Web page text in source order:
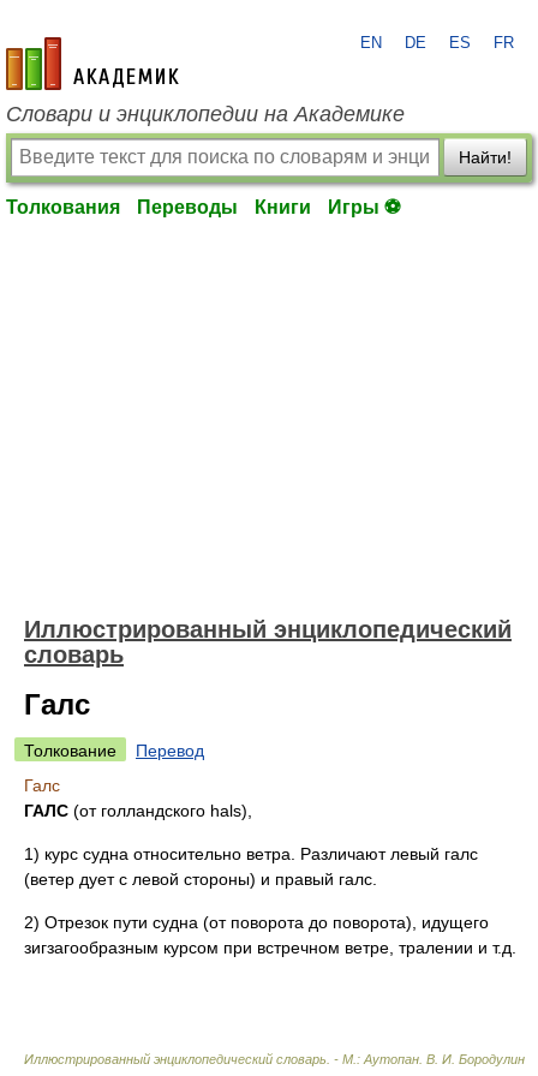
academic.ru
EN DE ES FR
Словари и энциклопедии на Академике
Найти!
Толкования Переводы Книги Игры ⚽
Иллюстрированный энциклопедический
словарь
Галс
Толкование
Перевод
Галс
ГАЛС (от голландского hals),
1) курс судна относительно ветра. Различают левый галс
(ветер дует с левой стороны) и правый галс.
2) Отрезок пути судна (от поворота до поворота), идущего
зигзагообразным курсом при встречном ветре, тралении и т.д.
Иллюстрированный энциклопедический словарь. - М.: Аутопан В. И. Бородулин